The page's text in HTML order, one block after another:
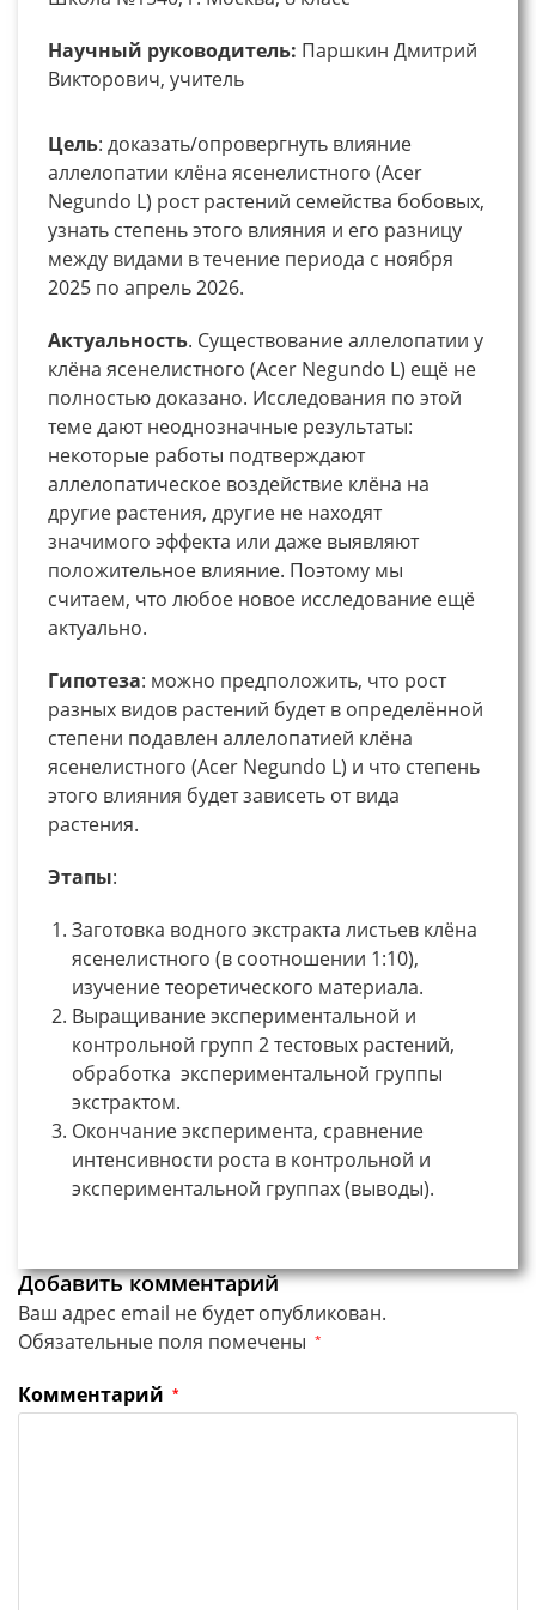
Научный руководитель: Паршкин Дмитрий
Викторович, учитель
Цель: доказать/опровергнуть влияние
аллелопатии клëна ясенелистного (Acer
Negundo L) рост растений семейства бобовых,
узнать степень этого влияния и его разницу
между видами в течение периода с ноября
2025 по апрель 2026.
Актуальность. Существование аллелопатии у
клëна ясенелистного (Acer Negundo L) ещë не
полностью доказано. Исследования по этой
теме дают неоднозначные результаты:
некоторые работы подтверждают
аллелопатическое воздействие клëна на
другие растения, другие не находят
значимого эффекта или даже выявляют
положительное влияние. Поэтому мы
считаем, что любое новое исследование ещё
актуально.
Гипотеза: можно предположить, что рост
разных видов растений будет в определëнной
степени подавлен аллелопатией клëна
ясенелистного (Acer Negundo L) и что степень
этого влияния будет зависеть от вида
растения.
Этапы:
Заготовка водного экстракта листьев клëна
ясенелистного (в соотношении 1:10),
изучение теоретического материала.
Выращивание экспериментальной и
контрольной групп 2 тестовых растений,
обработка экспериментальной группы
экстрактом.
Окончание эксперимента, сравнение
интенсивности роста в контрольной и
экспериментальной группах (выводы).
Добавить комментарий
Ваш адрес email не будет опубликован.
Обязательные поля помечены *
Комментарий *